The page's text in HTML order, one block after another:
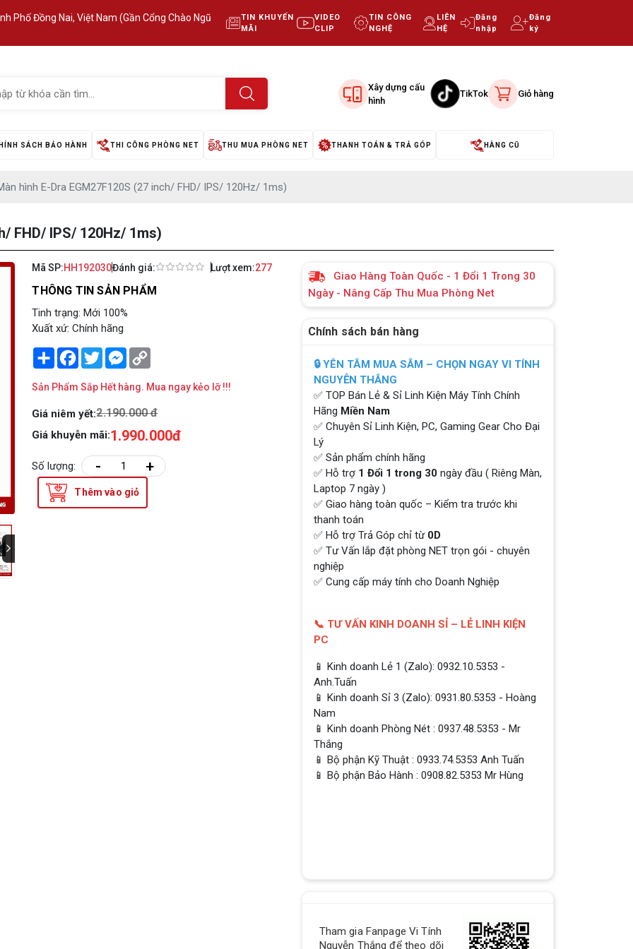
Phố Đồng Nai, Việt Nam (Gần Cổng Chào Ngũ
TIN KHUYẾN
MÃI
VIDEO
CLIP
TIN CÔNG
NGHỆ
LIÊN
HỆ
Đăng
nhập
Đăng
ký
Xây dựng cấu
hình
TikTok Giỏ hàng
SÁCH BẢO HÀNH THI CÔNG PHÒNG NET THU MUA PHÒNG NET THANH TOÁN & TRẢ GÓP HÀNG CŨ
hình E-Dra EGM27F120S (27 inch/ FHD/ IPS/ 120Hz/ 1ms)
FHD/ IPS/ 120Hz/ 1ms)
Mã SP:HH192030Đánh giá: Lượt xem:277
THÔNG TIN SẢN PHẨM
Tinh trạng: Mới 100%
Xuất xứ: Chính hãng
ShareFacebook
TwitterMessenger
Sản Phẩm Sắp Hết hàng. Mua ngay kẻo lỡ !!!
Giá niêm yết:2.190.000 đ
Giá khuyễn mãi:1.990.000đ
Số lượng: - +
Thêm vào giỏ
Giao Hàng Toàn Quốc - 1 Đổi 1 Trong 30
Ngày - Nâng Cấp Thu Mua Phòng Net
Chính sách bán hàng
🔒 YÊN TÂM MUA SẮM – CHỌN NGAY VI TÍNH
NGUYỄN THẮNG
✅ TOP Bán Lẻ & Sỉ Linh Kiện Máy Tính Chính
Hãng Miền Nam
✅ Chuyên Sỉ Linh Kiện, PC, Gaming Gear Cho Đại
Lý
✅ Sản phẩm chính hãng
✅ Hỗ trợ 1 Đổi 1 trong 30 ngày đầu ( Riêng Màn,
Laptop 7 ngày )
✅ Giao hàng toàn quốc – Kiểm tra trước khi
thanh toán
✅ Hỗ trợ Trả Góp chỉ từ 0D
✅ Tư Vấn lắp đặt phòng NET trọn gói - chuyên
nghiệp
✅ Cung cấp máy tính cho Doanh Nghiệp
📞 TƯ VẤN KINH DOANH SỈ – LẺ LINH KIỆN
PC
📱 Kinh doanh Lẻ 1 (Zalo): 0932.10.5353 -
Anh.Tuấn
📱 Kinh doanh Sỉ 3 (Zalo): 0931.80.5353 - Hoàng
Nam
📱 Kinh doanh Phòng Nét : 0937.48.5353 - Mr
Thắng
📱 Bộ phận Kỹ Thuật : 0933.74.5353 Anh Tuấn
📱 Bộ phận Bảo Hành : 0908.82.5353 Mr Hùng
Tham gia Fanpage Vi Tính
Nguyễn Thắng để theo dõi
QUÀ TẶNG TƯNG BỪNG -
CHÀO MỪNG NĂM MỚI